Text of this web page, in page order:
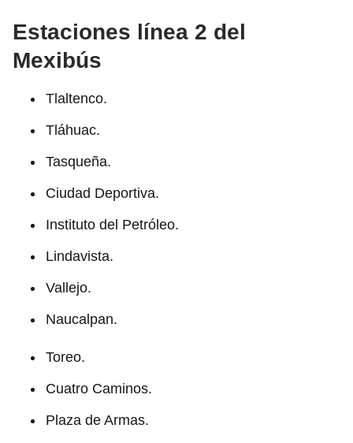
Estaciones línea 2 del
Mexibús
Tlaltenco.
Tláhuac.
Tasqueña.
Ciudad Deportiva.
Instituto del Petróleo.
Lindavista.
Vallejo.
Naucalpan.
Toreo.
Cuatro Caminos.
Plaza de Armas.